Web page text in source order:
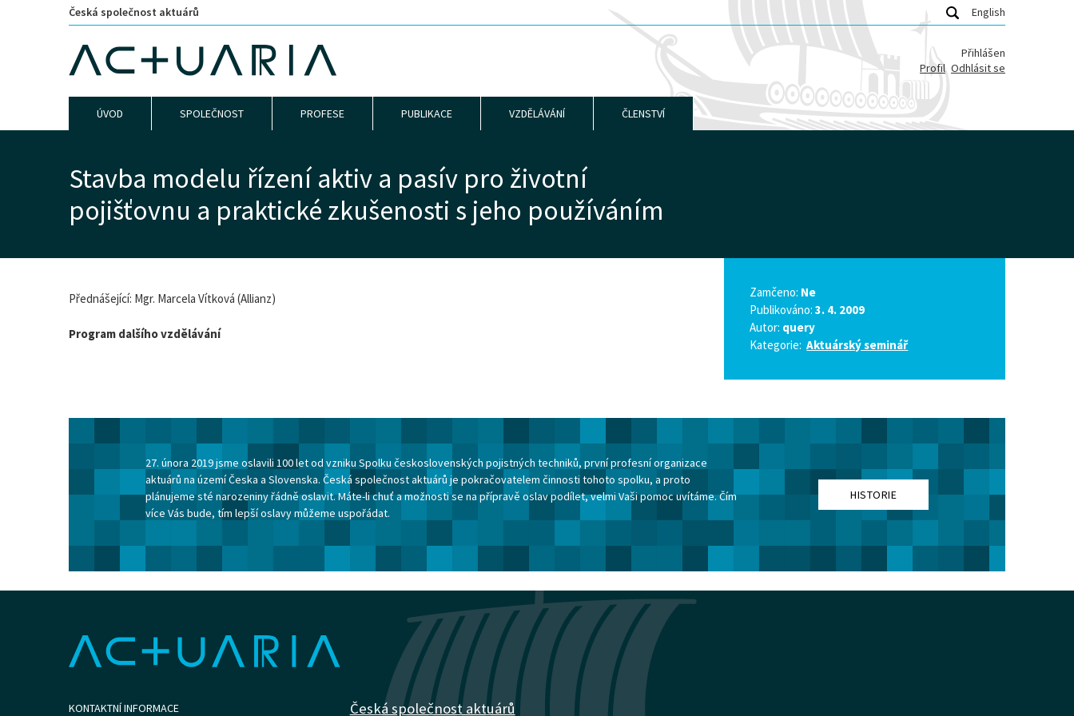
Česká společnost aktuárů English
Přihlášen
Profil Odhlásit se
ÚVOD SPOLEČNOST PROFESE PUBLIKACE VZDĚLÁVÁNÍ ČLENSTVÍ
Stavba modelu řízení aktiv a pasív pro životní
pojišťovnu a praktické zkušenosti s jeho používáním
Přednášející: Mgr. Marcela Vítková (Allianz)
Program dalšího vzdělávání
Zamčeno: Ne
Publikováno:3. 4. 2009
Autor: query
Kategorie:Aktuárský seminář
27. února 2019 jsme oslavili 100 let od vzniku Spolku československých pojistných techniků, první profesní organizace
aktuárů na území Česka a Slovenska. Česká společnost aktuárů je pokračovatelem činnosti tohoto spolku, a proto
plánujeme sté narozeniny řádně oslavit. Máte-li chuť a možnosti se na přípravě oslav podílet, velmi Vaši pomoc uvítáme. Čím
více Vás bude, tím lepší oslavy můžeme uspořádat.
HISTORIE
KONTAKTNÍ INFORMACE Česká společnost aktuárů